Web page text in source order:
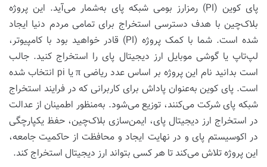
پای کوین (PI) رمزارز بومی شبکه پای به‌شمار می‌آید. این پروژه
بلاک‌چین با هدف دسترسی استخراج برای تمامی مردم دنیا ایجاد
شده است. شما با کمک پروژه (PI) قادر خواهید بود با کامپیوتر،
لپ‌تاپ یا گوشی موبایل ارز دیجیتال پای را استخراج کنید. جالب
است بدانید نام این پروژه بر اساس عدد ریاضی π یا pi انتخاب شده
است. پای کوین به‌عنوان پاداش برای کاربرانی که در فرایند استخراج
شبکه پای شرکت می‌کنند، توزیع می‌شود. به‌منظور اطمینان از عدالت
در استخراج ارز دیجیتال پای، ایمن‌سازی بلاک‌چین، حفظ یکپارچگی
در اکوسیستم پای و در نهایت ایجاد و محافظت از حاکمیت جامعه،
این پروژه تلاش می‌کند تا هر کسی بتواند ارز دیجیتال استخراج کند.